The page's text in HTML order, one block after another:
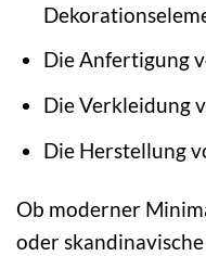
Die Anfertigung
Die Verkleidung
Die Herstellung
Ob moderner
oder